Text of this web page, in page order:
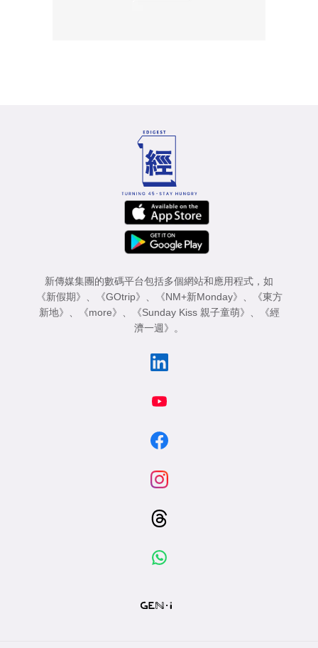
新傳媒集團的數碼平台包括多個網站和應用程式，如
《新假期》
《GOtrip》 《NM+新Monday》
《東方
新地》
《more》 《Sunday Kiss 親子童萌》
《經
濟一週》
。